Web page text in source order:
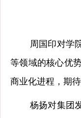
周国印对学
等领域的核心优
商业化进程，期
杨扬对集团